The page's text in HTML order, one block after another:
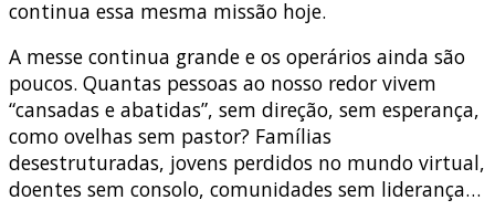
continua essa mesma missão hoje.
A messe continua grande e os operários ainda são
poucos. Quantas pessoas ao nosso redor vivem
“cansadas e abatidas”, sem direção, sem esperança,
como ovelhas sem pastor? Famílias
desestruturadas, jovens perdidos no mundo virtual,
doentes sem consolo, comunidades sem liderança…